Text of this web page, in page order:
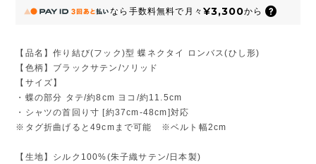
なら 手数料無料で 月々 ¥3,300から
【品名】作り結び(フック)型 蝶ネクタイ ロンバス(ひし形)
【色柄】ブラックサテン/ソリッド
【サイズ】
・蝶の部分 タテ/約8cm ヨコ/約11.5cm
・シャツの首回り寸 [約37cm-48cm]対応
※タグ折曲げると49cmまで可能 ※ベルト幅2cm
【生地】シルク100%(朱子織サテン/日本製)